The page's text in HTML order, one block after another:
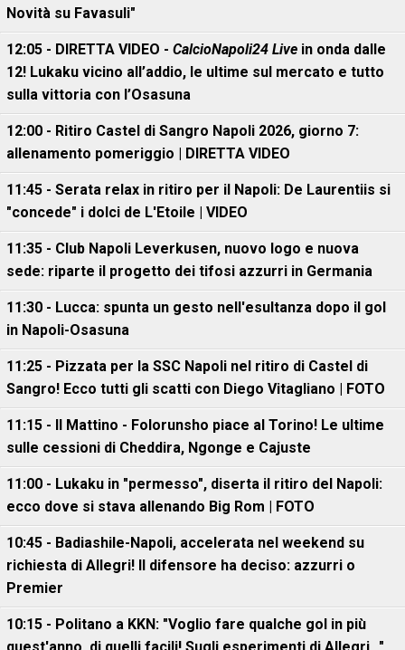
Novità su Favasuli"
12:05 - DIRETTA VIDEO - CalcioNapoli24 Live in onda dalle
12! Lukaku vicino all’addio, le ultime sul mercato e tutto
sulla vittoria con l’Osasuna
12:00 - Ritiro Castel di Sangro Napoli 2026, giorno 7:
allenamento pomeriggio | DIRETTA VIDEO
11:45 - Serata relax in ritiro per il Napoli: De Laurentiis si
"concede" i dolci de L'Etoile | VIDEO
11:35 - Club Napoli Leverkusen, nuovo logo e nuova
sede: riparte il progetto dei tifosi azzurri in Germania
11:30 - Lucca: spunta un gesto nell'esultanza dopo il gol
in Napoli-Osasuna
11:25 - Pizzata per la SSC Napoli nel ritiro di Castel di
Sangro! Ecco tutti gli scatti con Diego Vitagliano | FOTO
11:15 - Il Mattino - Folorunsho piace al Torino! Le ultime
sulle cessioni di Cheddira, Ngonge e Cajuste
11:00 - Lukaku in "permesso", diserta il ritiro del Napoli:
ecco dove si stava allenando Big Rom | FOTO
10:45 - Badiashile-Napoli, accelerata nel weekend su
richiesta di Allegri! Il difensore ha deciso: azzurri o
Premier
10:15 - Politano a KKN: "Voglio fare qualche gol in più